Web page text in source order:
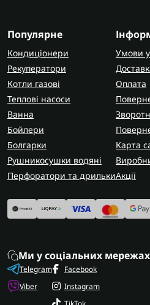
Популярне
Кондиціонери
Рекуператори
Котли газові
Теплові насоси
Ванна
Бойлери
Болгарки
Рушникосушки водяні
Перфоратори та дрильки
Умови
Оплата
Карта
Акції
Ми у соціальних мережах
Telegram
Viber
Facebook
Instagram